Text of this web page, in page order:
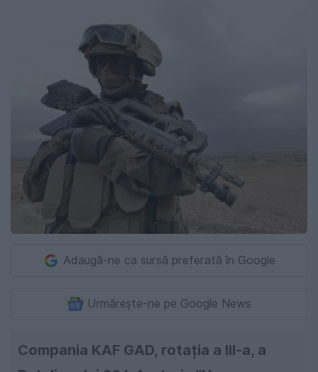
Adaugă-ne ca sursă preferată în Google
Urmărește-ne pe Google News
Compania KAF GAD, rotația a III-a, a